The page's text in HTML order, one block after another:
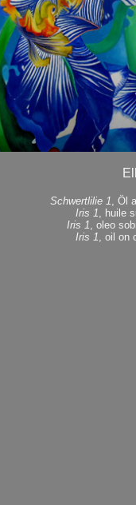
Schwertlilie 1, Öl
Iris 1, huile
Iris 1, oleo
Iris 1, oil on